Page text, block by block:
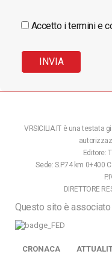
Accetto i termini e
VRSICILIA.IT è una testata
Editore:
Sede: S.P.74 km 0+400
DIRETTORE
Questo sito è associato
CRONACA